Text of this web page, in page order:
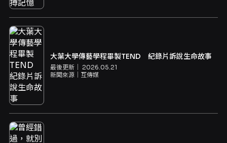
大葉大學傳藝學程畢製TEND 紀錄片訴說生命故事
最後更新｜ 2026.05.21
新聞來源｜ 互傳媒